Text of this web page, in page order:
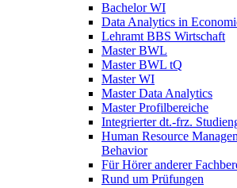
Bachelor WI
Data Analytics in
Lehramt BBS Wirtschaft
Master BWL
Master BWL tQ
Master WI
Master Data Analytics
Master Profilbereiche
Integrierter dt.-frz.
Human Resource
Behavior
Für Hörer anderer
Rund um Prüfungen